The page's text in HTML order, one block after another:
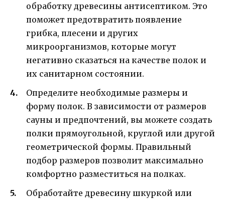
обработку древесины антисептиком. Это
поможет предотвратить появление
грибка, плесени и других
микроорганизмов, которые могут
негативно сказаться на качестве полок и
их санитарном состоянии.
Определите необходимые размеры и
форму полок. В зависимости от размеров
сауны и предпочтений, вы можете создать
полки прямоугольной, круглой или другой
геометрической формы. Правильный
подбор размеров позволит максимально
комфортно разместиться на полках.
Обработайте древесину шкуркой или